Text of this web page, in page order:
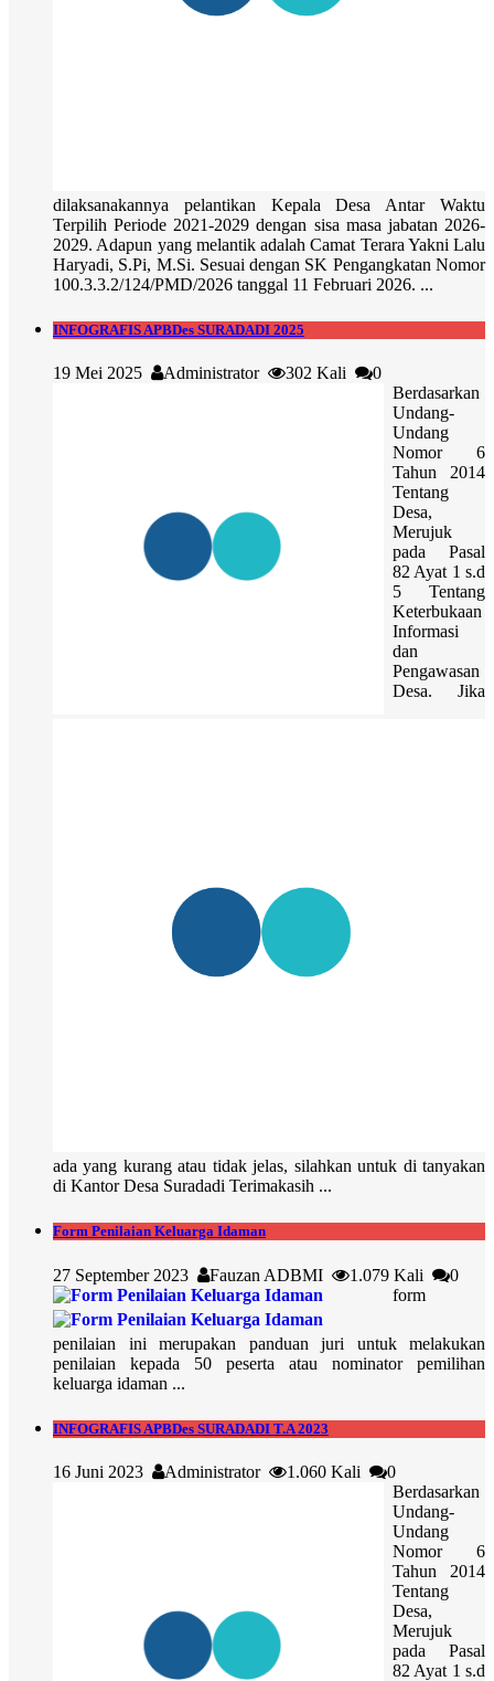
dilaksanakannya pelantikan Kepala Desa Antar Waktu
Terpilih Periode 2021-2029 dengan sisa masa jabatan 2026-
2029. Adapun yang melantik adalah Camat Terara Yakni Lalu
Haryadi, S.Pi, M.Si. Sesuai dengan SK Pengangkatan Nomor
100.3.3.2/124/PMD/2026 tanggal 11 Februari 2026. ...
INFOGRAFIS APBDes SURADADI 2025
19 Mei 2025 Administrator 302 Kali
0
Berdasarkan
Undang-
Undang
Nomor 6
Tahun 2014
Tentang
Desa,
Merujuk
pada Pasal
82 Ayat 1 s.d
5 Tentang
Keterbukaan
Informasi
dan
Pengawasan
Desa. Jika
ada yang kurang atau tidak jelas, silahkan untuk di tanyakan
di Kantor Desa Suradadi Terimakasih ...
Form Penilaian Keluarga Idaman
27 September 2023 Fauzan ADBMI 1.079 Kali
0
form
penilaian ini merupakan panduan juri untuk melakukan
penilaian kepada 50 peserta atau nominator pemilihan
keluarga idaman ...
INFOGRAFIS APBDes SURADADI T.A 2023
16 Juni 2023 Administrator 1.060 Kali
0
Berdasarkan
Undang-
Undang
Nomor 6
Tahun 2014
Tentang
Desa,
Merujuk
pada Pasal
82 Ayat 1 s.d